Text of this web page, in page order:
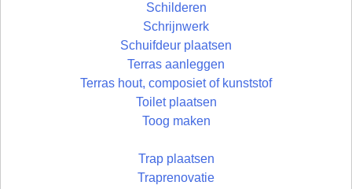
Schilderen
Schrijnwerk
Schuifdeur plaatsen
Terras aanleggen
Terras hout, composiet of kunststof
Toilet plaatsen
Toog maken
Trap plaatsen
Traprenovatie